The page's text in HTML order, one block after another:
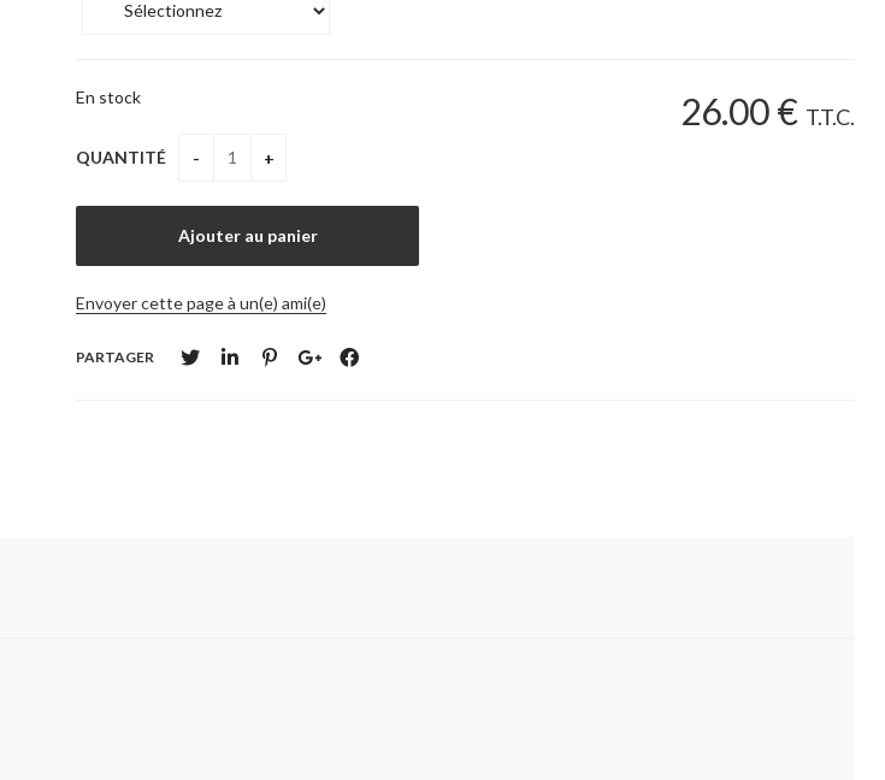
26.00€ T.T.C.
En stock
QUANTITÉ
Envoyer cette page à un(e) ami(e)
PARTAGER